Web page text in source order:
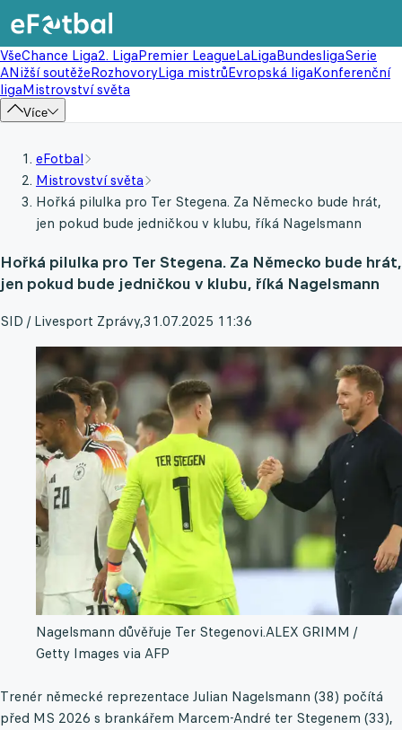
VšeChance Liga2. LigaPremier LeagueLaLigaBundesligaSerie
ANižší soutěžeRozhovoryLiga mistrůEvropská ligaKonferenční
ligaMistrovství světa
Více
eFotbal
Mistrovství světa
Hořká pilulka pro Ter Stegena. Za Německo bude hrát,
jen pokud bude jedničkou v klubu, říká Nagelsmann
Hořká pilulka pro Ter Stegena. Za Německo bude hrát,
jen pokud bude jedničkou v klubu, říká Nagelsmann
SID / Livesport Zprávy,31.07.2025 11:36
Nagelsmann důvěřuje Ter Stegenovi.ALEX GRIMM /
Getty Images via AFP
Trenér německé reprezentace Julian Nagelsmann (38) počítá
před MS 2026 s brankářem Marcem-André ter Stegenem (33),